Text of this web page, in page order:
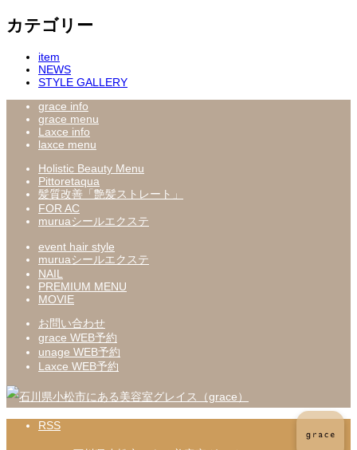
カテゴリー
item
NEWS
STYLE GALLERY
grace info
grace menu
Laxce info
laxce menu
Holistic Beauty Menu
Pittoretaqua
髪質改善「艶髪ストレート」
FOR AC
muruaシールエクステ
event hair style
muruaシールエクステ
NAIL
PREMIUM MENU
MOVIE
お問い合わせ
grace WEB予約
unage WEB予約
Laxce WEB予約
RSS